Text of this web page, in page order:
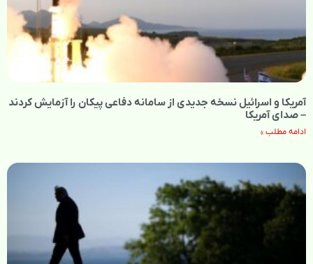
آمریکا و اسرائیل نسخه جدیدی از سامانه دفاعی پیکان را آزمایش کردند
– صدای آمریکا
ادامه مطلب »